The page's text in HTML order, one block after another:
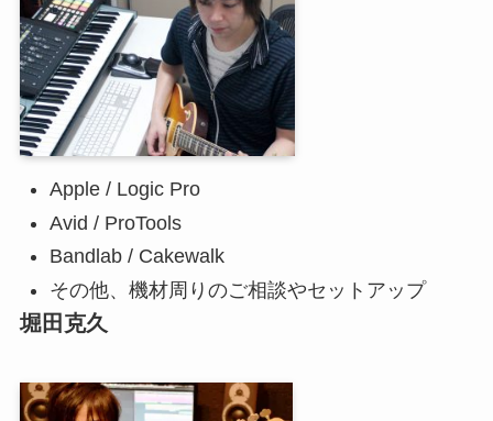
Apple / Logic Pro
Avid / ProTools
Bandlab / Cakewalk
その他、機材周りのご相談やセットアップ
堀田克久